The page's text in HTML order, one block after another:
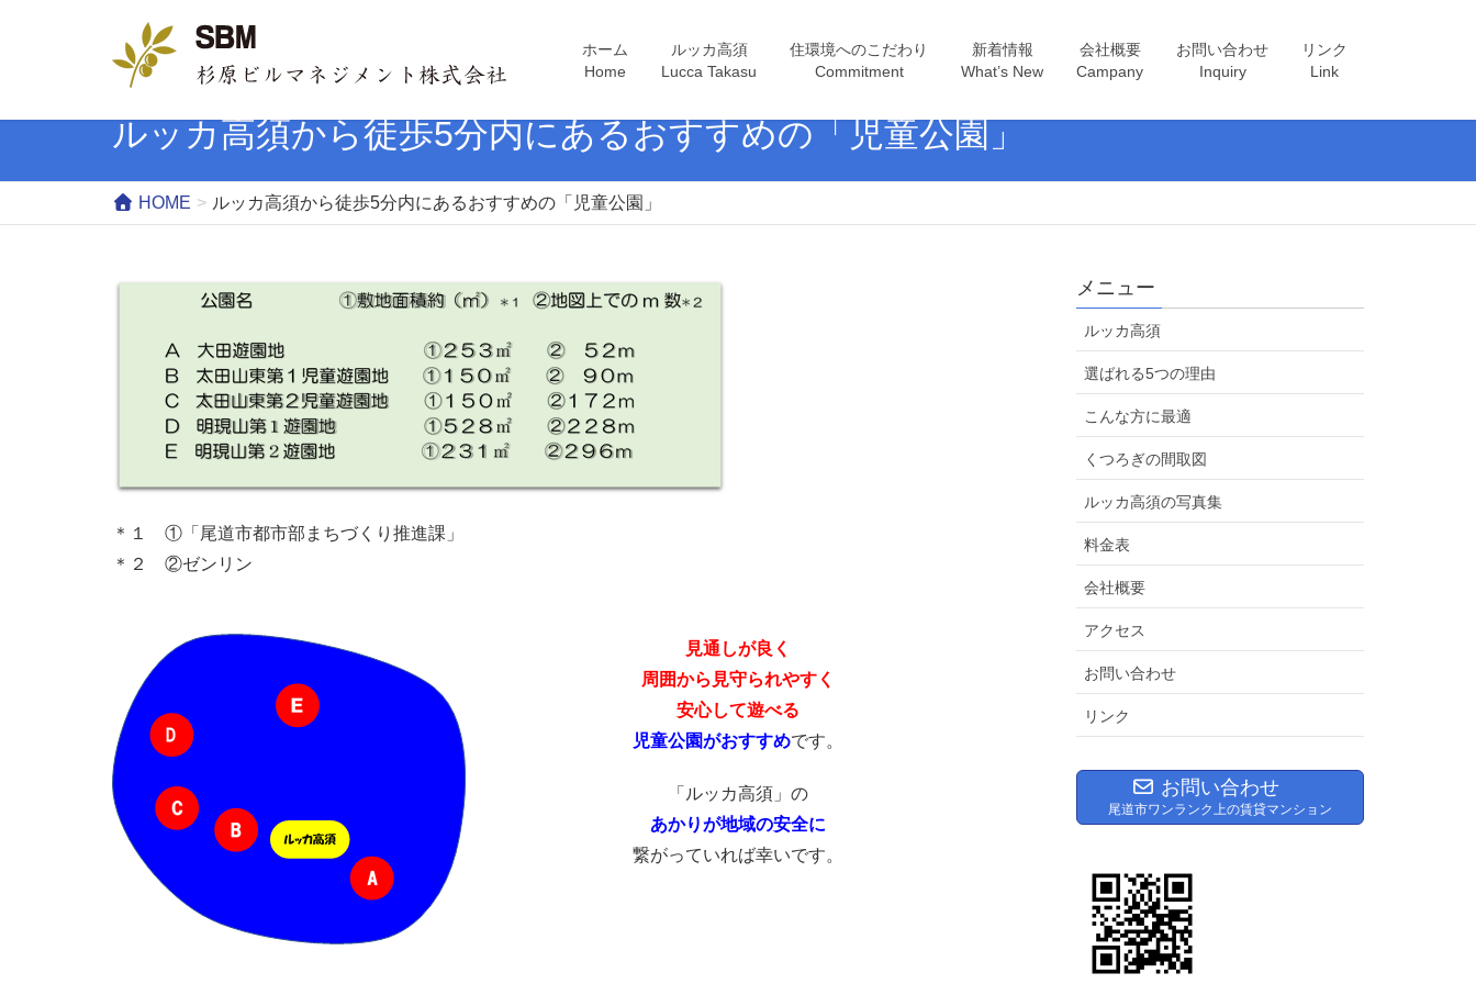
ホーム
Home
ルッカ高須
Lucca Takasu
住環境へのこだわり
Commitment
新着情報
What’s New
会社概要
Campany
お問い合わせ
Inquiry
リンク
Link
ルッカ高須から徒歩5分内にあるおすすめの「児童公園」
HOME ルッカ高須から徒歩5分内にあるおすすめの「児童公園」
＊１ ①「尾道市都市部まちづくり推進課」
＊２ ②ゼンリン
見通しが良く
周囲から見守られやすく
安心して遊べる
児童公園がおすすめです。
「ルッカ高須」の
あかりが地域の安全に
繋がっていれば幸いです。
メニュー
ルッカ高須
選ばれる5つの理由
こんな方に最適
くつろぎの間取図
ルッカ高須の写真集
料金表
会社概要
アクセス
お問い合わせ
リンク
お問い合わせ
尾道市ワンランク上の賃貸マンション